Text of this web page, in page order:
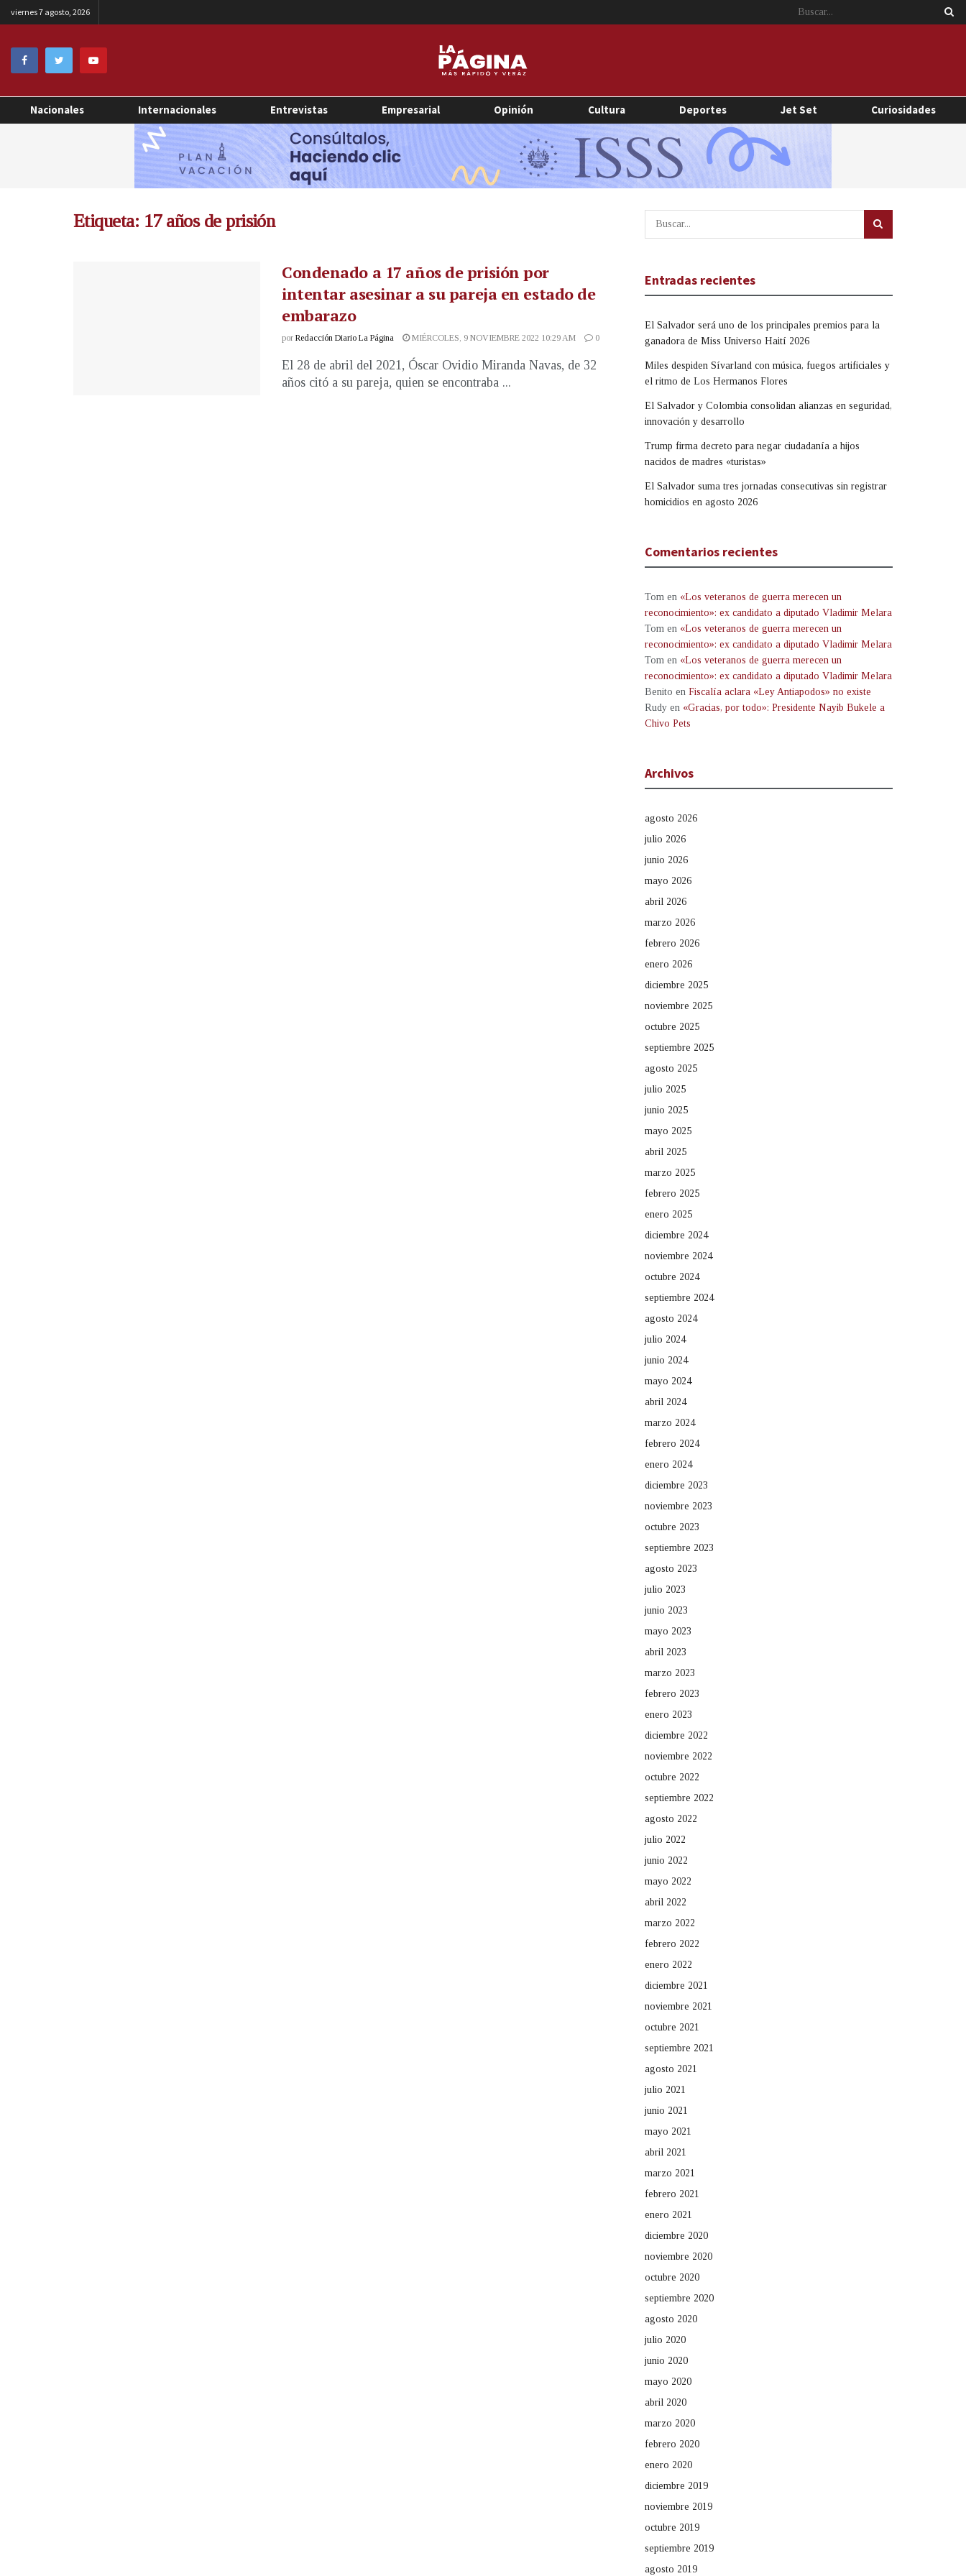
viernes 7 agosto, 2026
Nacionales Internacionales Entrevistas Empresarial Opinión Cultura Deportes Jet Set Curiosidades
Etiqueta: 17 años de prisión
Condenado a 17 años de prisión por
intentar asesinar a su pareja en estado de
embarazo
por Redacción Diario La Página MIÉRCOLES, 9 NOVIEMBRE 2022 10:29 AM 0
El 28 de abril del 2021, Óscar Ovidio Miranda Navas, de 32
años citó a su pareja, quien se encontraba ...
Entradas recientes
El Salvador será uno de los principales premios para la
ganadora de Miss Universo Haití 2026
Miles despiden Sívarland con música, fuegos artificiales y
el ritmo de Los Hermanos Flores
El Salvador y Colombia consolidan alianzas en seguridad,
innovación y desarrollo
Trump firma decreto para negar ciudadanía a hijos
nacidos de madres «turistas»
El Salvador suma tres jornadas consecutivas sin registrar
homicidios en agosto 2026
Comentarios recientes
Tom en «Los veteranos de guerra merecen un
reconocimiento»: ex candidato a diputado Vladimir Melara
Tom en «Los veteranos de guerra merecen un
reconocimiento»: ex candidato a diputado Vladimir Melara
Tom en «Los veteranos de guerra merecen un
reconocimiento»: ex candidato a diputado Vladimir Melara
Benito en Fiscalía aclara «Ley Antiapodos» no existe
Rudy en «Gracias, por todo»: Presidente Nayib Bukele a
Chivo Pets
Archivos
agosto 2026
julio 2026
junio 2026
mayo 2026
abril 2026
marzo 2026
febrero 2026
enero 2026
diciembre 2025
noviembre 2025
octubre 2025
septiembre 2025
agosto 2025
julio 2025
junio 2025
mayo 2025
abril 2025
marzo 2025
febrero 2025
enero 2025
diciembre 2024
noviembre 2024
octubre 2024
septiembre 2024
agosto 2024
julio 2024
junio 2024
mayo 2024
abril 2024
marzo 2024
febrero 2024
enero 2024
diciembre 2023
noviembre 2023
octubre 2023
septiembre 2023
agosto 2023
julio 2023
junio 2023
mayo 2023
abril 2023
marzo 2023
febrero 2023
enero 2023
diciembre 2022
noviembre 2022
octubre 2022
septiembre 2022
agosto 2022
julio 2022
junio 2022
mayo 2022
abril 2022
marzo 2022
febrero 2022
enero 2022
diciembre 2021
noviembre 2021
octubre 2021
septiembre 2021
agosto 2021
julio 2021
junio 2021
mayo 2021
abril 2021
marzo 2021
febrero 2021
enero 2021
diciembre 2020
noviembre 2020
octubre 2020
septiembre 2020
agosto 2020
julio 2020
junio 2020
mayo 2020
abril 2020
marzo 2020
febrero 2020
enero 2020
diciembre 2019
noviembre 2019
octubre 2019
septiembre 2019
agosto 2019